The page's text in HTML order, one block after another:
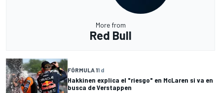
More from
Red Bull
FÓRMULA 11 d
Hakkinen explica el "riesgo" en McLaren si va en
busca de Verstappen